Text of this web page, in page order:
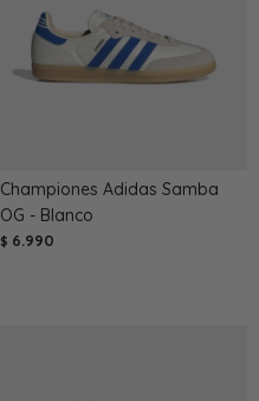
Championes Adidas Samba
OG - Blanco
$ 6.990